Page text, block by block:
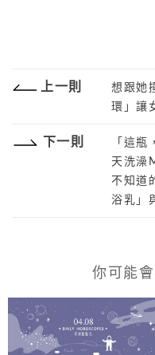
上一則
想跟她
環」讓
下一則
「這瓶
天洗澡
不知道
浴乳」
你可能